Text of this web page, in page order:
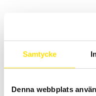
Samtycke
Denna webbplats
ETL PAS-